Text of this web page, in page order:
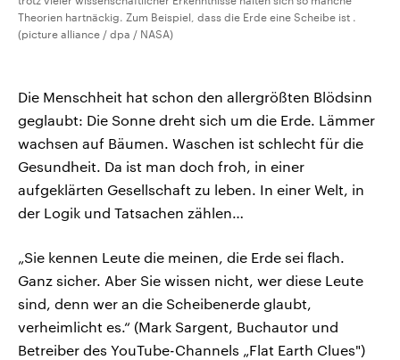
Theorien hartnäckig. Zum Beispiel, dass die Erde eine Scheibe ist .
(picture alliance / dpa / NASA)
Die Menschheit hat schon den allergrößten Blödsinn
geglaubt: Die Sonne dreht sich um die Erde. Lämmer
wachsen auf Bäumen. Waschen ist schlecht für die
Gesundheit. Da ist man doch froh, in einer
aufgeklärten Gesellschaft zu leben. In einer Welt, in
der Logik und Tatsachen zählen…
„Sie kennen Leute die meinen, die Erde sei flach.
Ganz sicher. Aber Sie wissen nicht, wer diese Leute
sind, denn wer an die Scheibenerde glaubt,
verheimlicht es.“ (Mark Sargent, Buchautor und
Betreiber des YouTube-Channels „Flat Earth Clues")